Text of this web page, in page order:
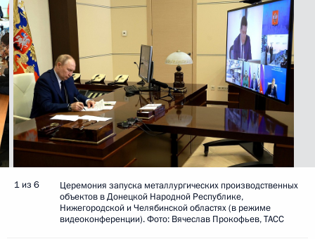
1 из 6
Церемония запуска металлургических производственных
объектов в Донецкой Народной Республике,
Нижегородской и Челябинской областях (в режиме
видеоконференции). Фото: Вячеслав Прокофьев, ТАСС